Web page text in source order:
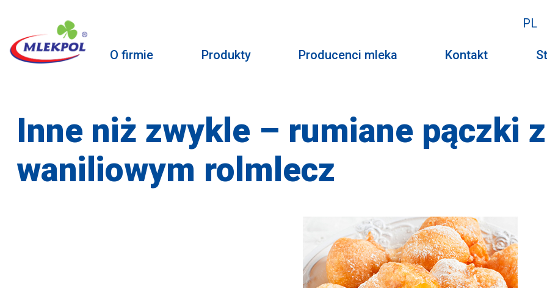
PL
O firmie Produkty Producenci mleka Kontakt
Inne niż zwykle – rumiane pączki
waniliowym rolmlecz